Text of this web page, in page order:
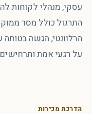
עסקי, מנהלי לקוחות
התרגול כולל מסר
הרלוונטי, הגשה
על רגעי אמת
הדרכת מכירות